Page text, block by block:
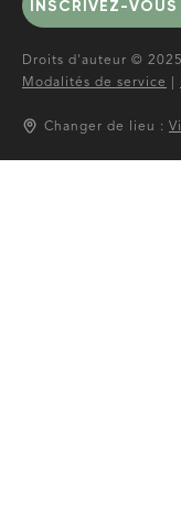
INSCRIVEZ-
Droits d'auteur © 2025
Modalités de service
Changer de lieu :